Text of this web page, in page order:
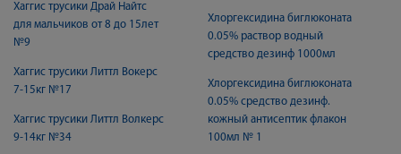
Хаггис трусики Драй Найтс
для мальчиков от 8 до 15лет
№9
Хаггис трусики Литтл Вокерс
7-15кг №17
Хаггис трусики Литтл Волкерс
9-14кг №34
Хлоргексидина биглюконата
0.05% раствор водный
средство дезинф 1000мл
Хлоргексидина биглюконата
0.05% средство дезинф.
кожный антисептик флакон
100мл № 1